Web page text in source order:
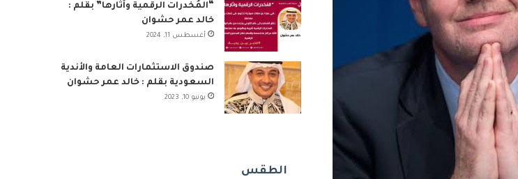
“المُخدرات الرقمية وآثارها” بقلم :
خالد عمر حشوان
أغسطس 11, 2024
صندوق الاستثمارات العامة والأندية
السعودية بقلم : خالد عمر حشوان
يونيو 10, 2023
الطقس